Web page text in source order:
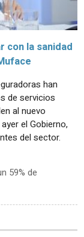
con la sanidad
han
de servicios
al nuevo
el Gobierno,
del sector.
59% de